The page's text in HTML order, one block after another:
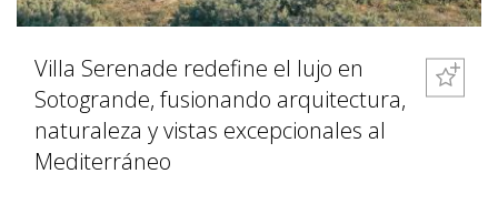
Villa Serenade redefine el lujo en
Sotogrande, fusionando arquitectura,
naturaleza y vistas excepcionales al
Mediterráneo